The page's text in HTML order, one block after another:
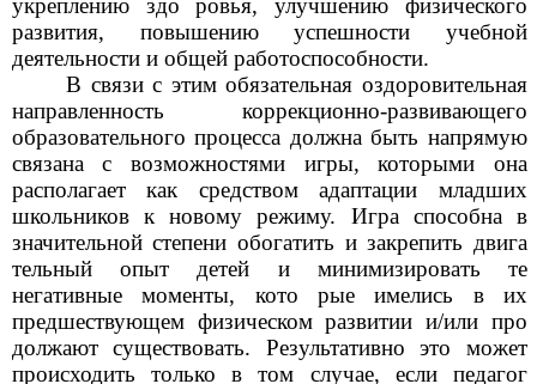
укреплению здо ровья, улучшению физического
развития, повышению успешности учебной
деятельности и общей работоспособности.
В связи с этим обязательная оздоровительная
направленность коррекционно-развивающего
образовательного процесса должна быть напрямую
связана с возможностями игры, которыми она
располагает как средством адаптации младших
школьников к новому режиму. Игра способна в
значительной степени обогатить и закрепить двига
тельный опыт детей и минимизировать те
негативные моменты, кото рые имелись в их
предшествующем физическом развитии и/или про
должают существовать. Результативно это может
происходить только в том случае, если педагог